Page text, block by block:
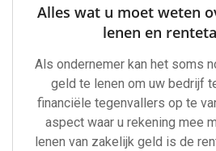
Alles wat u moet weten
lenen en
Als ondernemer kan het soms
geld te lenen om uw bedrijf
financiële tegenvallers op te
aspect waar u rekening mee
lenen van zakelijk geld is de